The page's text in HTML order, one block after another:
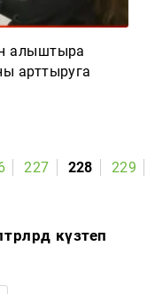
алыштыра
арттыруга
227 228 229
күзәтеп